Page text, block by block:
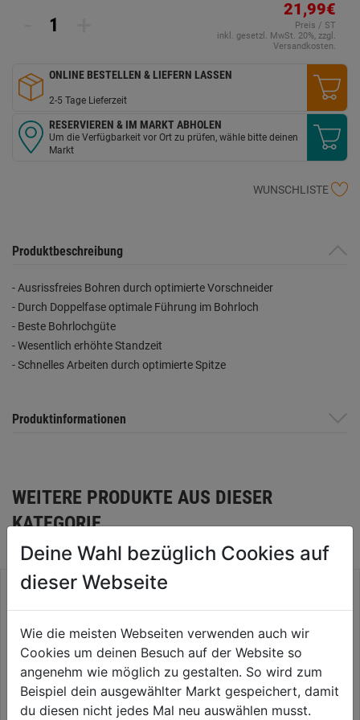
21,99€
Preis / ST
inkl. gesetzl. MwSt. 20%, zzgl.
Versandkosten.
ONLINE BESTELLEN & LIEFERN LASSEN
2-5 Tage Lieferzeit
RESERVIEREN & IM MARKT ABHOLEN
Um die Verfügbarkeit vor Ort zu prüfen, wähle bitte deinen
Markt
WUNSCHLISTE
Produktbeschreibung
- Ausrissfreies Bohren durch optimierte Vorschneider
- Durch Doppelfase optimale Führung im Bohrloch
- Beste Bohrlochgüte
- Wesentlich erhöhte Standzeit
- Schnelles Arbeiten durch optimierte Spitze
Produktinformationen
WEITERE PRODUKTE AUS DIESER
KATEGORIE
Deine Wahl bezüglich Cookies auf
dieser Webseite
Wie die meisten Webseiten verwenden auch wir
Cookies um deinen Besuch auf der Website so
angenehm wie möglich zu gestalten. So wird zum
Beispiel dein ausgewählter Markt gespeichert, damit
du diesen nicht jedes Mal neu auswählen musst.